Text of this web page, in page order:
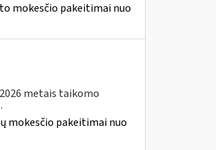
mokesčio pakeitimai nuo
metais taikomo
mokesčio pakeitimai nuo